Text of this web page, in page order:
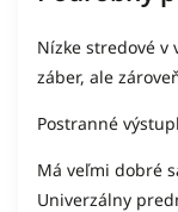
Nízke stredové
záber, ale
Postranné
Má veľmi dobré
Univerzálny